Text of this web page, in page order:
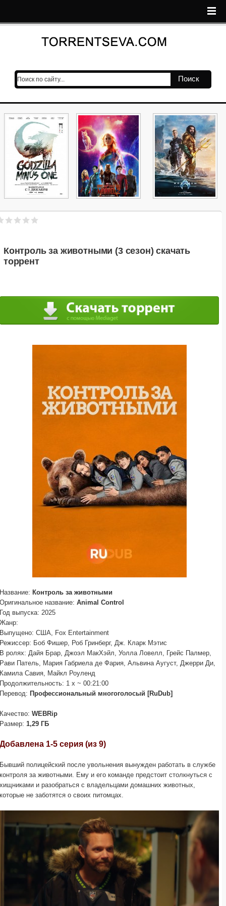
Поиск
Контроль за животными (3 сезон) скачать
торрент
Название: Контроль за животными
Оригинальное название: Animal Control
Год выпуска: 2025
Жанр:
Выпущено: США, Fox Entertainment
Режиссер: Боб Фишер, Роб Гринберг, Дж. Кларк Мэтис
В ролях: Дайя Брар, Джоэл МакХэйл, Уолла Ловелл, Грейс Палмер,
Рави Патель, Мария Габриела де Фария, Альвина Аугуст, Джерри Ди,
Камила Савия, Майкл Роуленд
Продолжительность: 1 x ~ 00:21:00
Перевод: Профессиональный многоголосый [RuDub]
Качество: WEBRip
Размер: 1,29 ГБ
Добавлена 1-5 серия (из 9)
Бывший полицейский после увольнения вынужден работать в службе
контроля за животными. Ему и его команде предстоит столкнуться с
хищниками и разобраться с владельцами домашних животных,
которые не заботятся о своих питомцах.